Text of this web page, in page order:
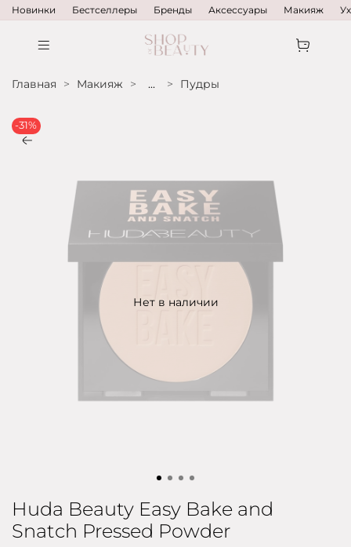
Новинки Бестселлеры Бренды Аксессуары Макияж
Главная Макияж ... Пудры
Нет в наличии
-31%
Huda Beauty Easy Bake and
Snatch Pressed Powder